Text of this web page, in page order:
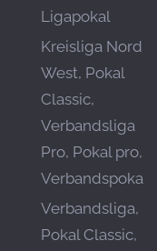
Ligapokal
Kreisliga Nord-
West, Pokal
Classic,
Verbandsliga
Pro, Pokal pro,
Verbandspokal
Verbandsliga,
Pokal Classic,